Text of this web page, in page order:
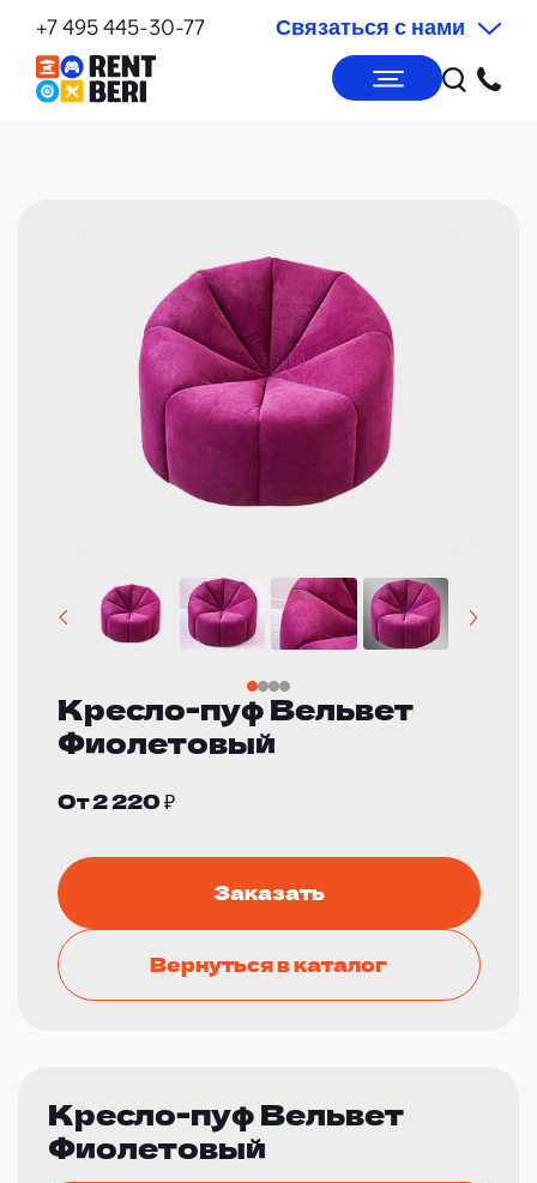
+7 495 445-30-77 Связаться с нами
Кресло-пуф Вельвет
Фиолетовый
От 2 220 ₽
Заказать
Вернуться в каталог
Кресло-пуф Вельвет
Фиолетовый